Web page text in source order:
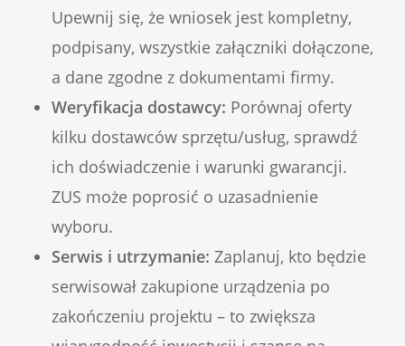
Upewnij się, że wniosek jest kompletny,
podpisany, wszystkie załączniki dołączone,
a dane zgodne z dokumentami firmy.
Weryfikacja dostawcy: Porównaj oferty
kilku dostawców sprzętu/usług, sprawdź
ich doświadczenie i warunki gwarancji.
ZUS może poprosić o uzasadnienie
wyboru.
Serwis i utrzymanie: Zaplanuj, kto będzie
serwisował zakupione urządzenia po
zakończeniu projektu – to zwiększa